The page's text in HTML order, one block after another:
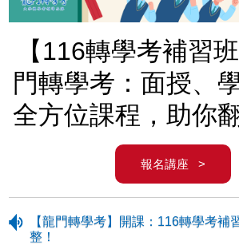
【116轉學考補習
門轉學考：面授、
全方位課程，助你
報名講座 >
【龍門轉學考】開課：116轉學考補
整！